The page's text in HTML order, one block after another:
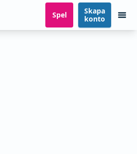
Spel
Skapa
konto